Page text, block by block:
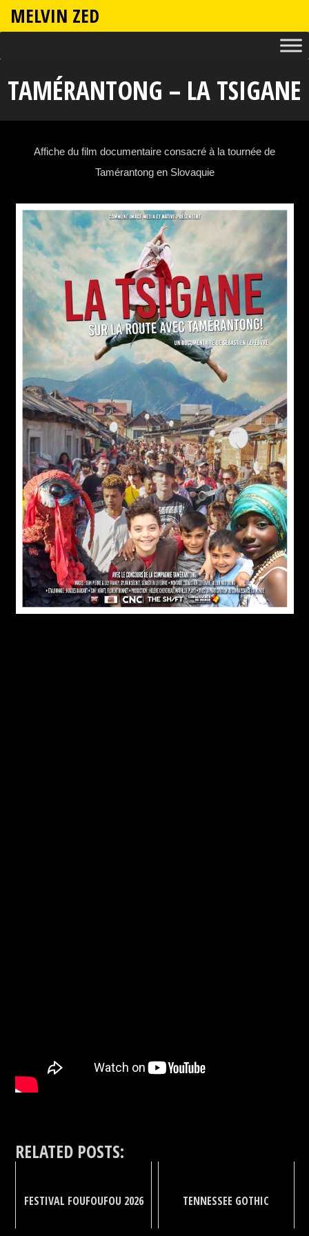
MELVIN ZED
TAMÉRANTONG – LA TSIGANE
Affiche du film documentaire consacré à la tournée de
Tamérantong en Slovaquie
RELATED POSTS:
FESTIVAL FOUFOUFOU 2026 TENNESSEE GOTHIC